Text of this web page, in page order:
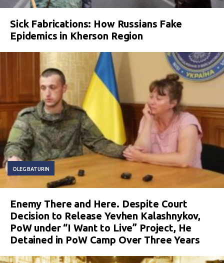
Sick Fabrications: How Russians Fake
Epidemics in Kherson Region
OLEG BATURIN
Enemy There and Here. Despite Court
Decision to Release Yevhen Kalashnykov,
PoW under “I Want to Live” Project, He
Detained in PoW Camp Over Three Years